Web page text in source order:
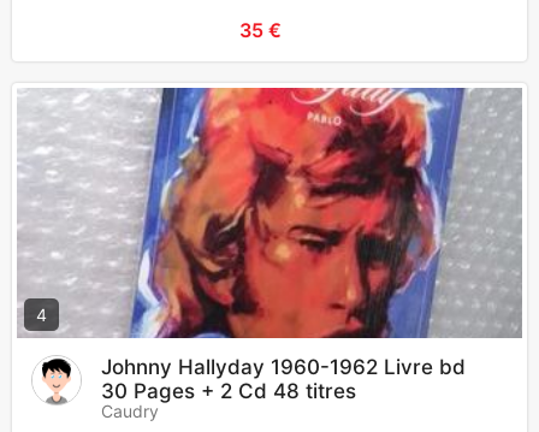
35 €
4
Johnny Hallyday 1960-1962 Livre bd
30 Pages + 2 Cd 48 titres
Caudry